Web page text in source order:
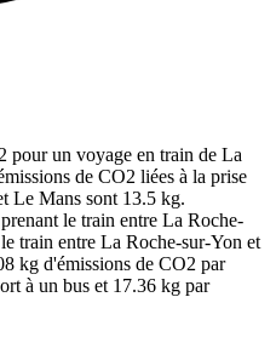
pour un voyage en train de La
de CO2 liées à la prise
Le Mans sont 13.5 kg.
le train entre La Roche-
train entre La Roche-sur-Yon et
kg d'émissions de CO2 par
à un bus et 17.36 kg par